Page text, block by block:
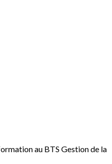
au BTS Gestion de la